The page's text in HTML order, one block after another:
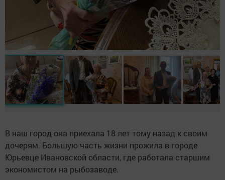
В наш город она приехала 18 лет тому назад к своим
дочерям. Большую часть жизни прожила в городе
Юрьевце Ивановской области, где работала старшим
экономистом на рыбозаводе.